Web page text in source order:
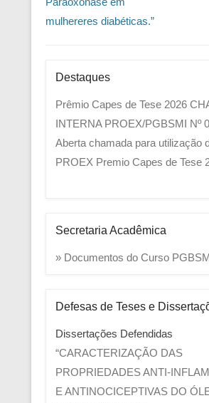
mulhereres diabéticas.”
Destaques
Prêmio Capes de Tese 2026
INTERNA PROEX/PGBSMI Nº
Aberta chamada para utilização
PROEX Premio Capes de Tese
Secretaria Acadêmica
» Documentos do Curso
Defesas de Teses e
Dissertações Defendidas
“CARACTERIZAÇÃO DAS
PROPRIEDADES ANTI-
E ANTINOCICEPTIVAS DO